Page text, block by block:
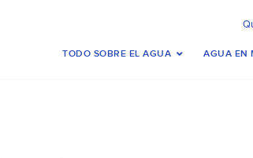
TODO SOBRE EL AGUA AGUA EN